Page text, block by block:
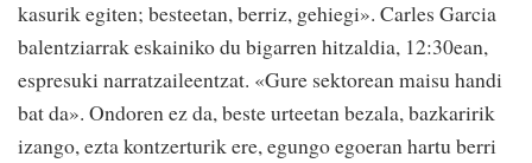
kasurik egiten; besteetan, berriz, gehiegi». Carles Garcia
balentziarrak eskainiko du bigarren hitzaldia, 12:30ean,
espresuki narratzaileentzat. «Gure sektorean maisu handi
bat da». Ondoren ez da, beste urteetan bezala, bazkaririk
izango, ezta kontzerturik ere, egungo egoeran hartu berri